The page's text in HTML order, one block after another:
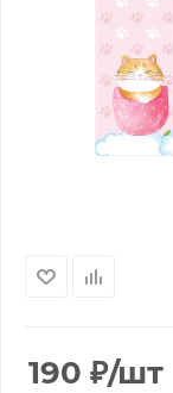
190 ₽/шт